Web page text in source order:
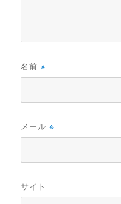
名前※
メール※
サイト